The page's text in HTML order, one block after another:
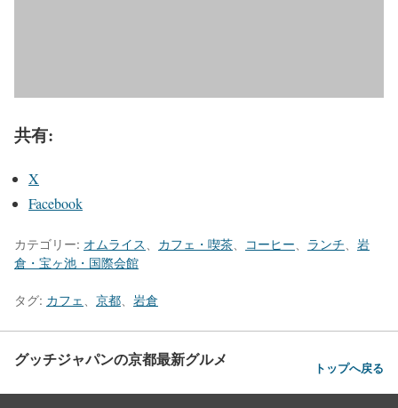
共有:
X
Facebook
カテゴリー: オムライス カフェ・喫茶 コーヒー ランチ
岩
倉・宝ヶ池・国際会館
タグ: カフェ 京都 岩倉
グッチジャパンの京都最新グルメ トップへ戻る